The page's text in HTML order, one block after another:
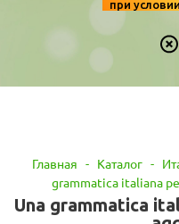
при
Главная - Каталог -
grammatica italiana
Una grammatica